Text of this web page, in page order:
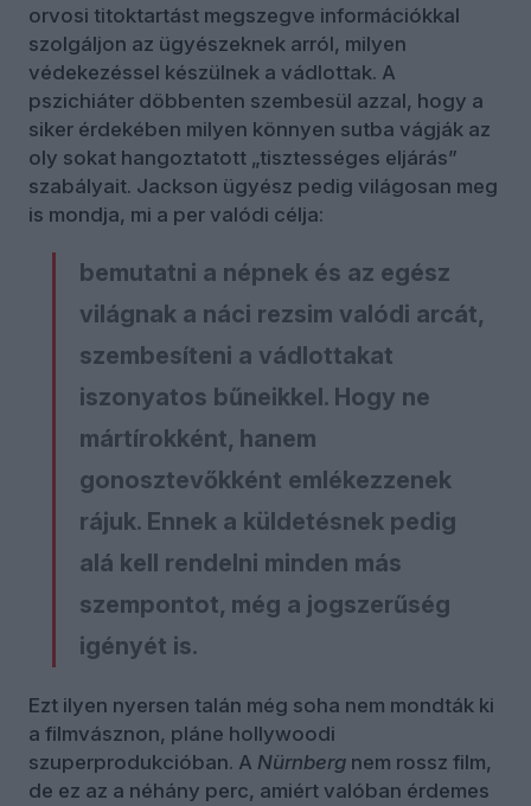
orvosi titoktartást megszegve információkkal
szolgáljon az ügyészeknek arról, milyen
védekezéssel készülnek a vádlottak. A
pszichiáter döbbenten szembesül azzal, hogy a
siker érdekében milyen könnyen sutba vágják az
oly sokat hangoztatott „tisztességes eljárás”
szabályait. Jackson ügyész pedig világosan meg
is mondja, mi a per valódi célja:
bemutatni a népnek és az egész
világnak a náci rezsim valódi arcát,
szembesíteni a vádlottakat
iszonyatos bűneikkel. Hogy ne
mártírokként, hanem
gonosztevőkként emlékezzenek
rájuk. Ennek a küldetésnek pedig
alá kell rendelni minden más
szempontot, még a jogszerűség
igényét is.
Ezt ilyen nyersen talán még soha nem mondták ki
a filmvásznon, pláne hollywoodi
szuperprodukcióban. A Nürnberg nem rossz film,
de ez az a néhány perc, amiért valóban érdemes